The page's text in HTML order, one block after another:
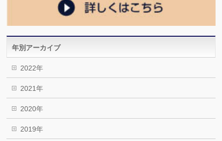
年別アーカイブ
2022年
2021年
2020年
2019年